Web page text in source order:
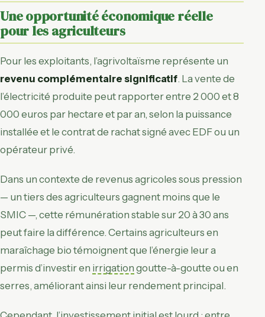
Une opportunité économique réelle
pour les agriculteurs
Pour les exploitants, l’agrivoltaïsme représente un
revenu complémentaire significatif. La vente de
l’électricité produite peut rapporter entre 2 000 et 8
000 euros par hectare et par an, selon la puissance
installée et le contrat de rachat signé avec EDF ou un
opérateur privé.
Dans un contexte de revenus agricoles sous pression
— un tiers des agriculteurs gagnent moins que le
SMIC —, cette rémunération stable sur 20 à 30 ans
peut faire la différence. Certains agriculteurs en
maraîchage bio témoignent que l’énergie leur a
permis d’investir en irrigation goutte-à-goutte ou en
serres, améliorant ainsi leur rendement principal.